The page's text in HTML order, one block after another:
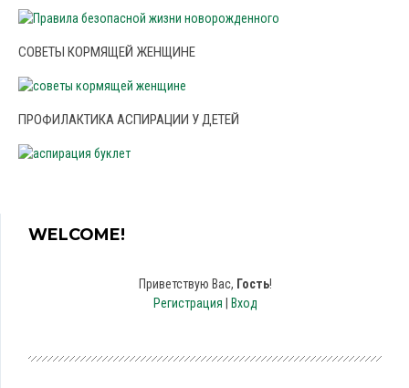
СОВЕТЫ КОРМЯЩЕЙ ЖЕНЩИНЕ
ПРОФИЛАКТИКА АСПИРАЦИИ У ДЕТЕЙ
WELCOME!
Приветствую Вас, Гость!
Регистрация
Вход